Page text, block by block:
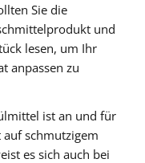
Sie die
und
lesen, um Ihr
anpassen zu
ist an und für
schmutzigem
es sich auch bei